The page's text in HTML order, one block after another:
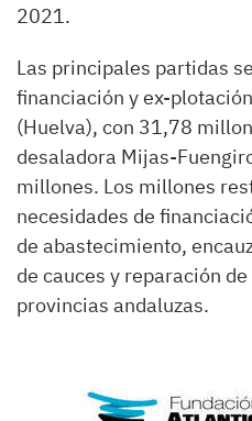
2021.
Las principales partidas
financiación y ex-
(Huelva), con 31,78
desaladora Mijas-
millones. Los millones
necesidades de
de abastecimiento,
de cauces y reparación
provincias andaluzas.